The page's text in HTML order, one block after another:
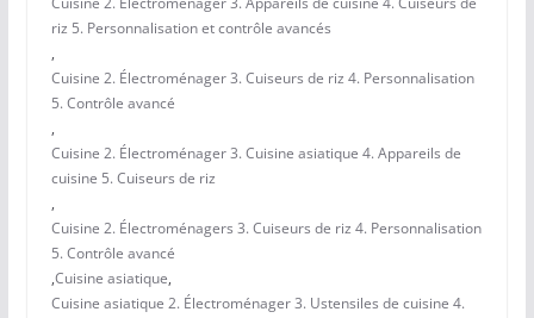
riz 5. Personnalisation et contrôle avancés
,
Cuisine 2. Électroménager 3. Cuiseurs de riz 4. Personnalisation
5. Contrôle avancé
,
Cuisine 2. Électroménager 3. Cuisine asiatique 4. Appareils de
cuisine 5. Cuiseurs de riz
,
Cuisine 2. Électroménagers 3. Cuiseurs de riz 4. Personnalisation
5. Contrôle avancé
,Cuisine asiatique,
Cuisine asiatique 2. Électroménager 3. Ustensiles de cuisine 4.